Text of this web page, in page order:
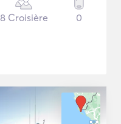
8 Croisière 0